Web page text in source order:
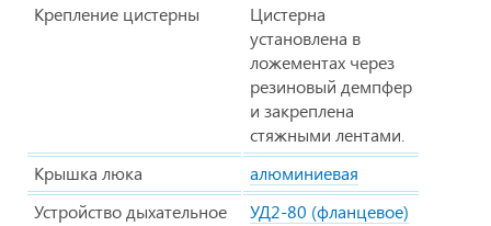
Крепление цистерны
Цистерна
установлена в
ложементах через
резиновый демпфер
и закреплена
стяжными лентами.
Крышка люка
алюминиевая
Устройство дыхательное
УД2-80 (фланцевое)